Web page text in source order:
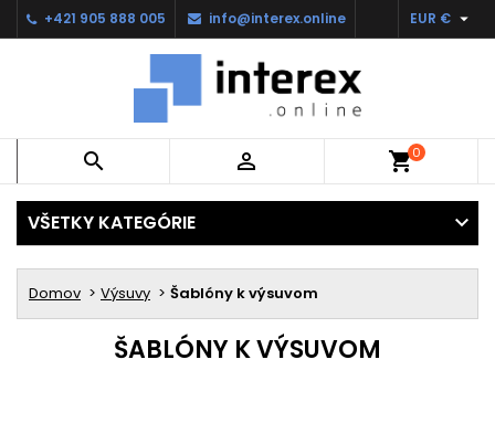
+421 905 888 005 info@interex.online EUR € 
  shopping_cart0
VŠETKY KATEGÓRIE
Domov Výsuvy Šablóny k výsuvom
ŠABLÓNY K VÝSUVOM